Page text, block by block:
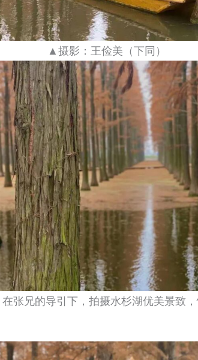
▲摄影：王俭美（下同）
张兄的导引下，拍摄水杉湖优美景致